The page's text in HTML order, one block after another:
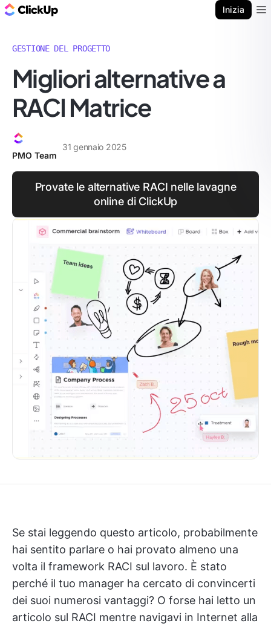
Inizia
GESTIONE DEL PROGETTO
Migliori alternative a
RACI Matrice
PMO Team
31 gennaio 2025
Provate le alternative RACI nelle lavagne
online di ClickUp
Se stai leggendo questo articolo, probabilmente
hai sentito parlare o hai provato almeno una
volta il framework RACI sul lavoro. È stato
perché il tuo manager ha cercato di convincerti
dei suoi numerosi vantaggi? O forse hai letto un
articolo sul RACI mentre navigavi in Internet alla